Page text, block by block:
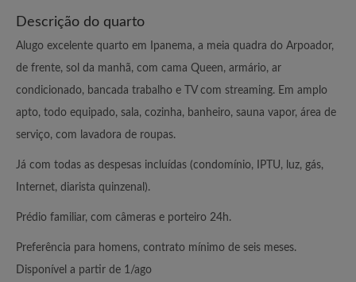
Descrição do quarto
Alugo excelente quarto em Ipanema, a meia quadra do Arpoador,
de frente, sol da manhã, com cama Queen, armário, ar
condicionado, bancada trabalho e TV com streaming. Em amplo
apto, todo equipado, sala, cozinha, banheiro, sauna vapor, área de
serviço, com lavadora de roupas.
Já com todas as despesas incluídas (condomínio, IPTU, luz, gás,
Internet, diarista quinzenal).
Prédio familiar, com câmeras e porteiro 24h.
Preferência para homens, contrato mínimo de seis meses.
Disponível a partir de 1/ago